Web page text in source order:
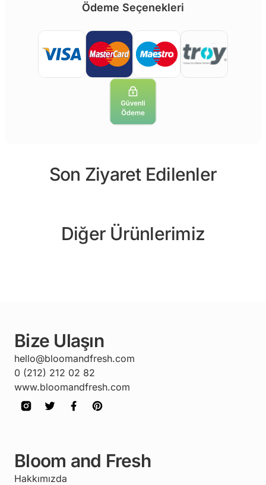
Ödeme Seçenekleri
Son Ziyaret Edilenler
Diğer Ürünlerimiz
Bize Ulaşın
hello@bloomandfresh.com
0 (212) 212 02 82
www.bloomandfresh.com
Bloom and Fresh
Hakkımızda